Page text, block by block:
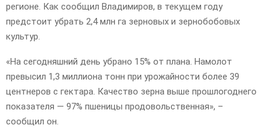
регионе. Как сообщил Владимиров, в текущем году
предстоит убрать 2,4 млн га зерновых и зернобобовых
культур.
«На сегодняшний день убрано 15% от плана. Намолот
превысил 1,3 миллиона тонн при урожайности более 39
центнеров с гектара. Качество зерна выше прошлогоднего
показателя — 97% пшеницы продовольственная», –
сообщил он.